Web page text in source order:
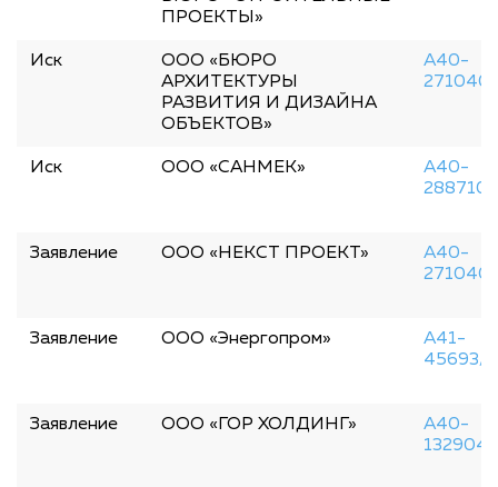
ПРОЕКТЫ»
Иск
ООО «БЮРО
АРХИТЕКТУРЫ
РАЗВИТИЯ И ДИЗАЙНА
ОБЪЕКТОВ»
А40-
Иск ООО «САНМЕК»
А40-
Заявление ООО «НЕКСТ ПРОЕКТ»
А40-
Заявление ООО «Энергопром»
А41-
45693/
Заявление ООО «ГОР ХОЛДИНГ»
А40-